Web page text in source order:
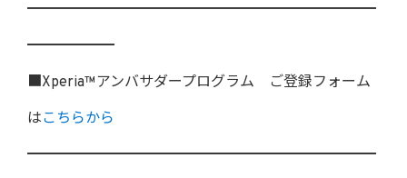
━━━━━━━━━━━━━━━━━━━━━━━━
━━━━━━
■Xperia™アンバサダープログラム ご登録フォーム
はこちらから
━━━━━━━━━━━━━━━━━━━━━━━━